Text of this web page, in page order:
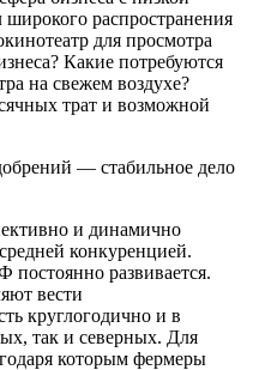
распространения
для просмотра
Какие потребуются
на свежем воздухе?
трат и возможной
и динамично
конкуренцией.
развивается.
вести
круглогодично и в
так и северных. Для
которым фермеры